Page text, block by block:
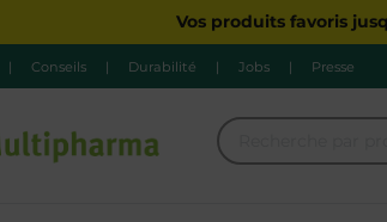
Vos produits favoris
| Conseils | Durabilité | Jobs | Presse